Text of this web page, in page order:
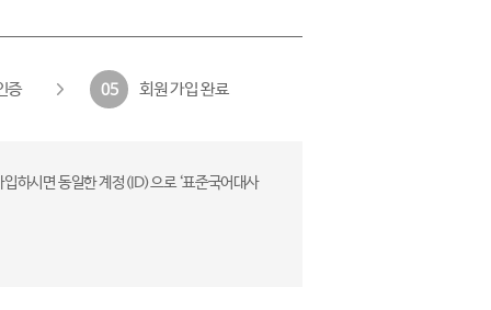
증 05 회원 가입 완료
하시면 동일한 계정(ID)으로 ‘표준국어대사